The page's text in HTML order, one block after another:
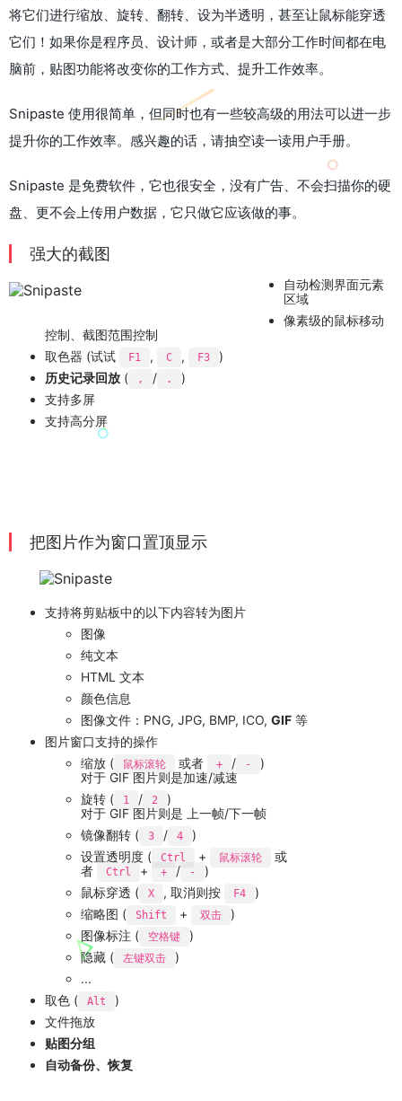
将它们进行缩放、旋转、翻转、设为半透明，甚至让鼠标能穿透
它们！如果你是程序员、设计师，或者是大部分工作时间都在电
脑前，贴图功能将改变你的工作方式、提升工作效率。
Snipaste 使用很简单，但同时也有一些较高级的用法可以进一步
提升你的工作效率。感兴趣的话，请抽空读一读用户手册。
Snipaste 是免费软件，它也很安全，没有广告、不会扫描你的硬
盘、更不会上传用户数据，它只做它应该做的事。
强大的截图
自动检测界面元素
区域
像素级的鼠标移动
控制、截图范围控制
取色器 (试试
F1 , C , F3
)
历史记录回放 ( , / .
)
支持多屏
支持高分屏
把图片作为窗口置顶显示
支持将剪贴板中的以下内容转为图片
图像
纯文本
HTML 文本
颜色信息
图像文件：PNG, JPG, BMP, ICO, GIF 等
图片窗口支持的操作
缩放 (
鼠标滚轮 或者 + / -
)
对于 GIF 图片则是加速/减速
旋转 (
1 / 2
)
对于 GIF 图片则是 上一帧/下一帧
镜像翻转 (
3 / 4
)
设置透明度 (
Ctrl + 鼠标滚轮
或
者
Ctrl + + / -
)
鼠标穿透 (
X , 取消则按 F4
)
缩略图 (
Shift + 双击
)
图像标注 (
空格键
)
隐藏 (
左键双击
)
...
取色 (
Alt
)
文件拖放
贴图分组
自动备份、恢复